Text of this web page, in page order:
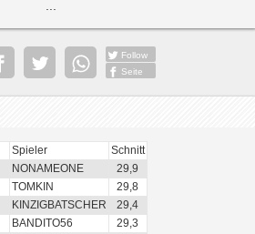
Follow
Seite
Spieler
Schnitt
NONAMEONE
29,9
TOMKIN
29,8
KINZIGBATSCHER
29,4
BANDITO56
29,3